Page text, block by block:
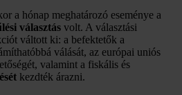
a hónap meghatározó eseménye a
választás volt. A választási
váltott ki: a befektetők a
válását, az európai uniós
valamint a fiskális és
kezdték árazni.